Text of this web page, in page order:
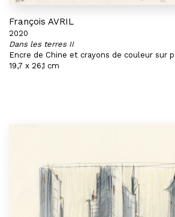
François AVRIL
2020
Dans les terres II
Encre de Chine et crayons de couleur sur
19,7 x 26,1 cm